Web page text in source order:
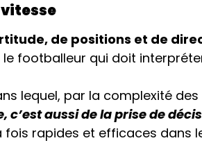
de positions et de
le footballeur qui doit
lequel, par la complexité
aussi de la prise de
rapides et efficaces dans